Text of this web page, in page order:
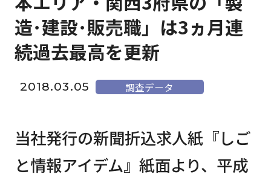
造･建設･販売職」は3ヵ月連
続過去最高を更新
2018.03.05 調査データ
当社発行の新聞折込求人紙『しご
と情報アイデム』紙面より、平成